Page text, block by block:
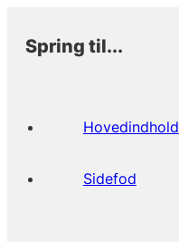
Spring til...
Hovedindhold
Sidefod